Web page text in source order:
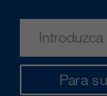
Para